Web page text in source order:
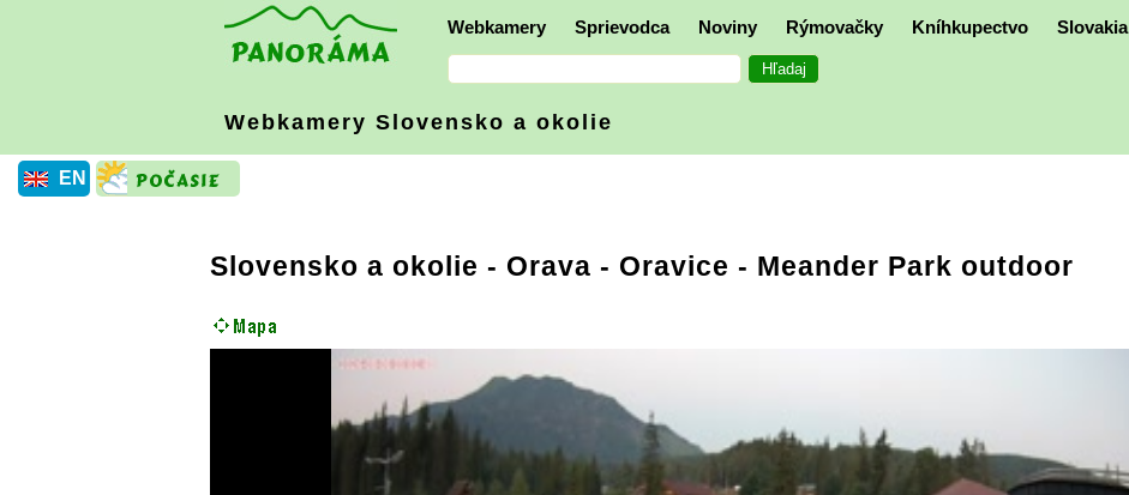
Webkamery Sprievodca Noviny Rýmovačky Kníhkupectvo Slovakia
Webkamery Slovensko a okolie
EN
Slovensko a okolie - Orava - Oravice - Meander Park outdoor